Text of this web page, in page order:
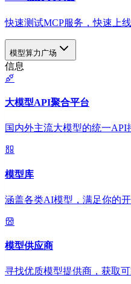
快速测试MCP服务，快速上线
模型算力广场
信息
大模型API聚合平台
国内外主流大模型的统一API
模型库
涵盖各类AI模型，满足你的
模型供应商
寻找优质模型提供商，获取